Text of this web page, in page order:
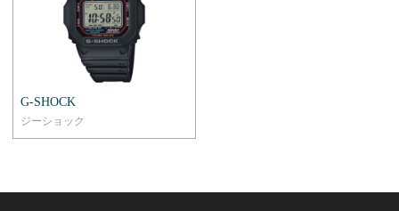
G-SHOCK
ジーショック